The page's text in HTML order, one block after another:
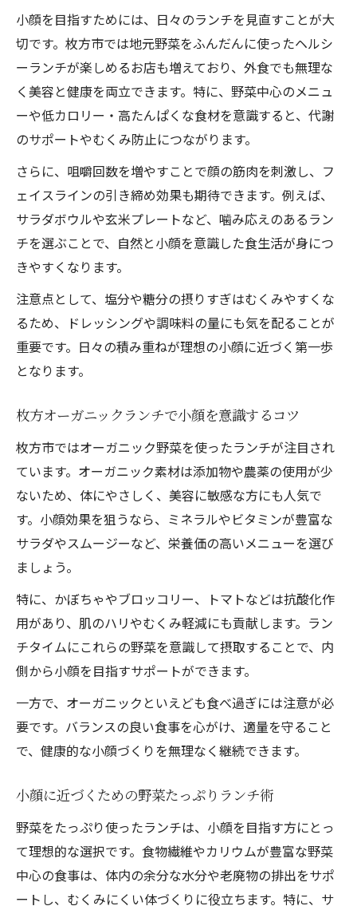
ヘルシーランチ選びで小顔へ近づく方法
小顔効果を意識したヘルシーランチ選び方
枚方市ランチで小顔を目指すポイントとは
オーガニックランチで小顔効果を高めるコ
ツ
毎日のヘルシーランチが小顔に導く理由
小顔を実現する栄養バランスの取り方と工
夫
小顔志向の方へ枚方市おすすめの食材
小顔志向が選ぶべき枚方市の旬食材まとめ
小顔効果のある地元野菜を賢く取り入れる
方法
枚方市の特産品で小顔を目指す食事術
ヘルシーランチに合う小顔向け食材の選び
方
毎日の小顔食生活に活かせる地元産野菜
小顔と美味しさを両立する献立の工夫ポイ
ント
野菜中心で小顔効果を実感する献立作り
枚方市のヘルシー食材で小顔ランチを実現
美味しく食べて小顔に近づくコツを紹介
小顔を目指すためには、日々のランチを見直すことが大
切です。枚方市では地元野菜をふんだんに使ったヘルシ
ーランチが楽しめるお店も増えており、外食でも無理な
く美容と健康を両立できます。特に、野菜中心のメニュ
ーや低カロリー・高たんぱくな食材を意識すると、代謝
のサポートやむくみ防止につながります。
さらに、咀嚼回数を増やすことで顔の筋肉を刺激し、フ
ェイスラインの引き締め効果も期待できます。例えば、
サラダボウルや玄米プレートなど、噛み応えのあるラン
チを選ぶことで、自然と小顔を意識した食生活が身につ
きやすくなります。
注意点として、塩分や糖分の摂りすぎはむくみやすくな
るため、ドレッシングや調味料の量にも気を配ることが
重要です。日々の積み重ねが理想の小顔に近づく第一歩
となります。
枚方オーガニックランチで小顔を意識するコツ
枚方市ではオーガニック野菜を使ったランチが注目され
ています。オーガニック素材は添加物や農薬の使用が少
ないため、体にやさしく、美容に敏感な方にも人気で
す。小顔効果を狙うなら、ミネラルやビタミンが豊富な
サラダやスムージーなど、栄養価の高いメニューを選び
ましょう。
特に、かぼちゃやブロッコリー、トマトなどは抗酸化作
用があり、肌のハリやむくみ軽減にも貢献します。ラン
チタイムにこれらの野菜を意識して摂取することで、内
側から小顔を目指すサポートができます。
一方で、オーガニックといえども食べ過ぎには注意が必
要です。バランスの良い食事を心がけ、適量を守ること
で、健康的な小顔づくりを無理なく継続できます。
小顔に近づくための野菜たっぷりランチ術
野菜をたっぷり使ったランチは、小顔を目指す方にとっ
て理想的な選択です。食物繊維やカリウムが豊富な野菜
中心の食事は、体内の余分な水分や老廃物の排出をサポ
ートし、むくみにくい体づくりに役立ちます。特に、サ